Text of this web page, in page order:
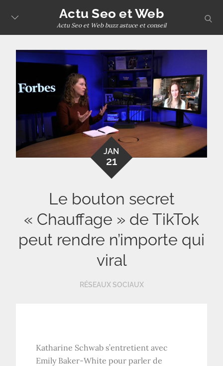
content
Actu Seo et Web
Actu Seo et Web buzz astuce et conseil
JAN
21
Le bouton secret
« Chauffage » de TikTok
peut rendre n’importe qui
viral
RÉSEAUX SOCIAUX
Katharine Schwab s’entretient avec
Emily Baker-White pour parler de